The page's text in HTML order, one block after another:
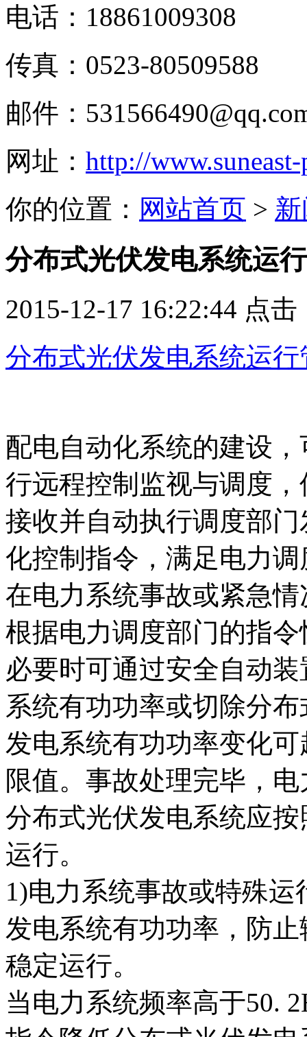
电话：18861009308
传真：0523-80509588
邮件：
网址： http://
你的位置： 网站首页 >
分布式光伏发电系统运
2015-12-17 16:22:44 点击
分布式光伏发电系统运行
配电自动化系统的建设
行远程控制监视与调度
接收并自动执行调度部
化控制指令，满足电力
在电力系统事故或紧急
根据电力调度部门的指
必要时可通过安全自动
系统有功功率或切除分
发电系统有功功率变化
限值。事故处理完毕，
分布式光伏发电系统应
运行。
1)电力系统事故或特殊
发电系统有功功率，防
稳定运行。
当电力系统频率高于50.